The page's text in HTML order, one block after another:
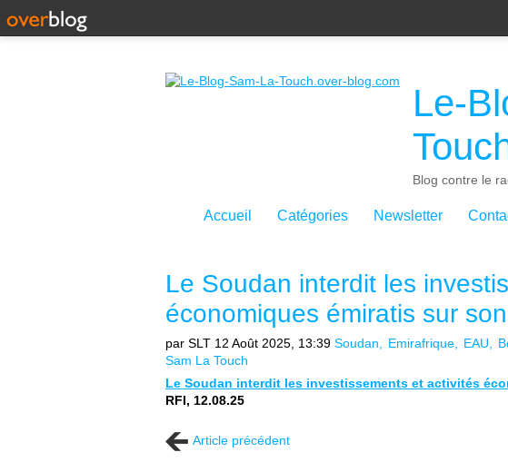
Le-
Blog contre le
Accueil Catégories Newsletter
Le Soudan interdit les
économiques émiratis sur
par SLT 12 Août 2025, 13:39 Soudan Emirafrique EAU
Sam La Touch
Le Soudan interdit les investissements et activités
RFI, 12.08.25
Article précédent